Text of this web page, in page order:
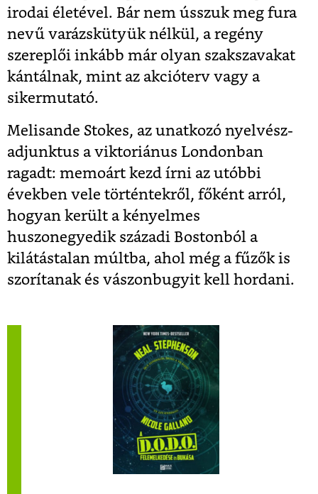
irodai életével. Bár nem ússzuk meg fura
nevű varázskütyük nélkül, a regény
szereplői inkább már olyan szakszavakat
kántálnak, mint az akcióterv vagy a
sikermutató.
Melisande Stokes, az unatkozó nyelvész-
adjunktus a viktoriánus Londonban
ragadt: memoárt kezd írni az utóbbi
években vele történtekről, főként arról,
hogyan került a kényelmes
huszonegyedik századi Bostonból a
kilátástalan múltba, ahol még a fűzők is
szorítanak és vászonbugyit kell hordani.